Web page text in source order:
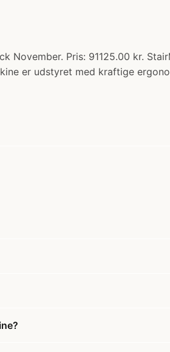
November. Pris: 91125.00 kr.
er udstyret med kraftige